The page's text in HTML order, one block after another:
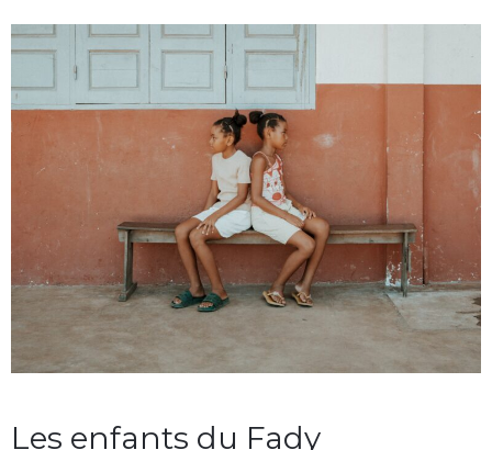
Les enfants du Fady